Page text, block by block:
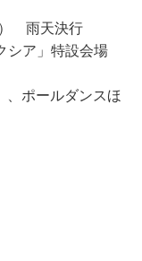
） 雨天決行
シア」特設会場
、ポールダンスほ